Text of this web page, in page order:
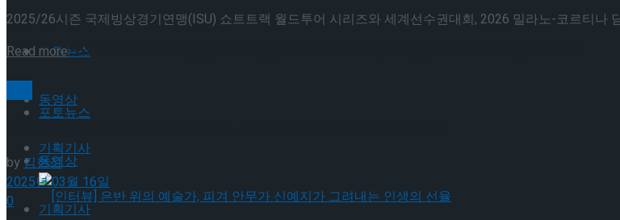
포토뉴스
동영상
기획기사
롤러스케이트 타고 시원한 맥주 한잔! DDP로 떠나는 특별한 휴가 <동대문 바이브>
포토뉴스
동영상
기획기사
2025/26시즌 국제빙상경기연맹(ISU) 쇼트트랙 월드투어 시리즈와 세계선수권대회, 2026 밀라노-코르티나
Read moreDetails
세계선수권서 빛난 한국 쇼트트랙… 최민정 금·김길리 동메달 쾌거
by김현진
2025년 03월 16일
0